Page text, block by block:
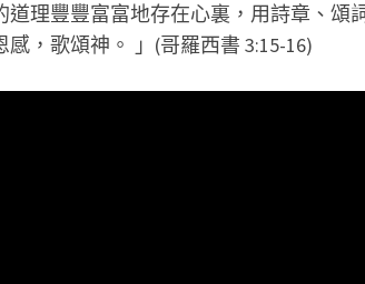
理豐豐富富地存在心裏，用詩章、頌
，歌頌神。 」(哥羅西書 3:15-16)